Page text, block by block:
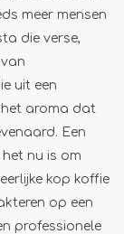
meer mensen
die verse,
uit een
het aroma dat
Een
nu is om
kop koffie
op een
professionele